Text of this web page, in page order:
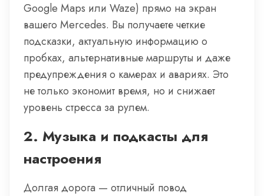
Google Maps или Waze) прямо на экран
вашего Mercedes. Вы получаете четкие
подсказки, актуальную информацию о
пробках, альтернативные маршруты и даже
предупреждения о камерах и авариях. Это
не только экономит время, но и снижает
уровень стресса за рулем.
2. Музыка и подкасты для
настроения
Долгая дорога — отличный повод